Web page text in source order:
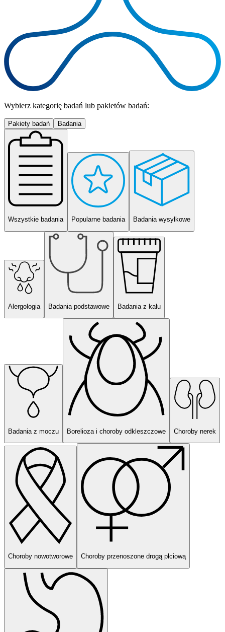
Wybierz kategorię badań lub pakietów badań:
Pakiety badań Badania
Wszystkie badania Popularne badania Badania wysyłkowe
Alergologia Badania podstawowe Badania z kału
Badania z moczu Borelioza i choroby odkleszczowe Choroby nerek
Choroby nowotworowe Choroby przenoszone drogą płciową